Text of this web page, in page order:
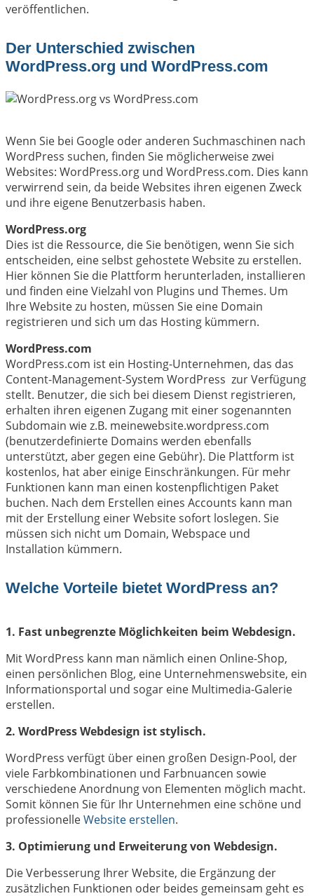
veröffentlichen.
Der Unterschied zwischen
WordPress.org und WordPress.com
Wenn Sie bei Google oder anderen Suchmaschinen nach
WordPress suchen, finden Sie möglicherweise zwei
Websites: WordPress.org und WordPress.com. Dies kann
verwirrend sein, da beide Websites ihren eigenen Zweck
und ihre eigene Benutzerbasis haben.
WordPress.org
Dies ist die Ressource, die Sie benötigen, wenn Sie sich
entscheiden, eine selbst gehostete Website zu erstellen.
Hier können Sie die Plattform herunterladen, installieren
und finden eine Vielzahl von Plugins und Themes. Um
Ihre Website zu hosten, müssen Sie eine Domain
registrieren und sich um das Hosting kümmern.
WordPress.com
WordPress.com ist ein Hosting-Unternehmen, das das
Content-Management-System WordPress zur Verfügung
stellt. Benutzer, die sich bei diesem Dienst registrieren,
erhalten ihren eigenen Zugang mit einer sogenannten
Subdomain wie z.B. meinewebsite.wordpress.com
(benutzerdefinierte Domains werden ebenfalls
unterstützt, aber gegen eine Gebühr). Die Plattform ist
kostenlos, hat aber einige Einschränkungen. Für mehr
Funktionen kann man einen kostenpflichtigen Paket
buchen. Nach dem Erstellen eines Accounts kann man
mit der Erstellung einer Website sofort loslegen. Sie
müssen sich nicht um Domain, Webspace und
Installation kümmern.
Welche Vorteile bietet WordPress an?
1. Fast unbegrenzte Möglichkeiten beim Webdesign.
Mit WordPress kann man nämlich einen Online-Shop,
einen persönlichen Blog, eine Unternehmenswebsite, ein
Informationsportal und sogar eine Multimedia-Galerie
erstellen.
2. WordPress Webdesign ist stylisch.
WordPress verfügt über einen großen Design-Pool, der
viele Farbkombinationen und Farbnuancen sowie
verschiedene Anordnung von Elementen möglich macht.
Somit können Sie für Ihr Unternehmen eine schöne und
professionelleWebsite erstellen.
3. Optimierung und Erweiterung von Webdesign.
Die Verbesserung Ihrer Website, die Ergänzung der
zusätzlichen Funktionen oder beides gemeinsam geht es